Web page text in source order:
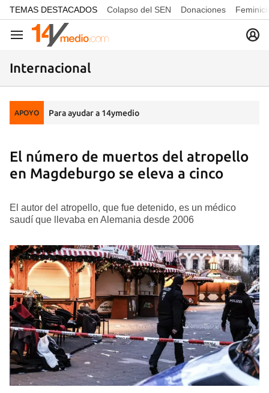
common.go-to-content
TEMAS DESTACADOS Colapso del SEN Donaciones
Navegación
Internacional
APOYO Para ayudar a 14ymedio
El número de muertos del atropello
en Magdeburgo se eleva a cinco
El autor del atropello, que fue detenido, es un médico
saudí que llevaba en Alemania desde 2006